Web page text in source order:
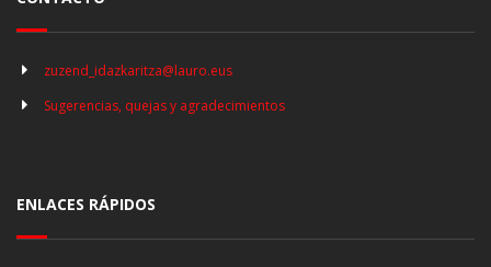
zuzend_idazkaritza@lauro.eus
Sugerencias, quejas y agradecimientos
ENLACES RÁPIDOS